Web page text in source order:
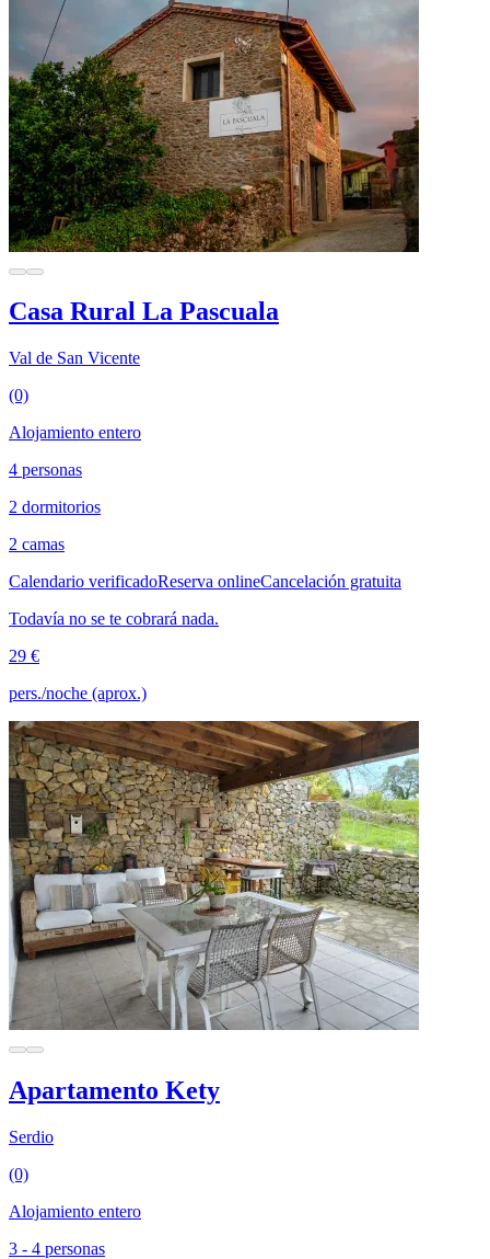
Casa Rural La Pascuala
Val de San Vicente
(0)
Alojamiento entero
4 personas
2 dormitorios
2 camas
Calendario verificadoReserva onlineCancelación gratuita
Todavía no se te cobrará nada.
29 €
pers./noche (aprox.)
Apartamento Kety
Serdio
(0)
Alojamiento entero
3 - 4 personas